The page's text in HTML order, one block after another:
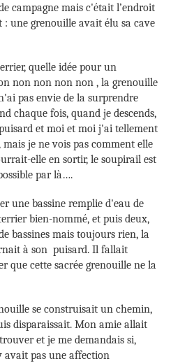
campagne mais c'était l’endroit
une grenouille avait élu sa cave
quelle idée pour un
non non non non , la grenouille
pas envie de la surprendre
chaque fois, quand je descends,
et moi et moi j'ai tellement
je ne vois pas comment elle
elle en sortir, le soupirail est
par là….
une bassine remplie d'eau de
bien-nommé, et puis deux,
bassines mais toujours rien, la
à son puisard. Il fallait
que cette sacrée grenouille ne la
se construisait un chemin,
disparaissait. Mon amie allait
et je me demandais si,
avait pas une affection